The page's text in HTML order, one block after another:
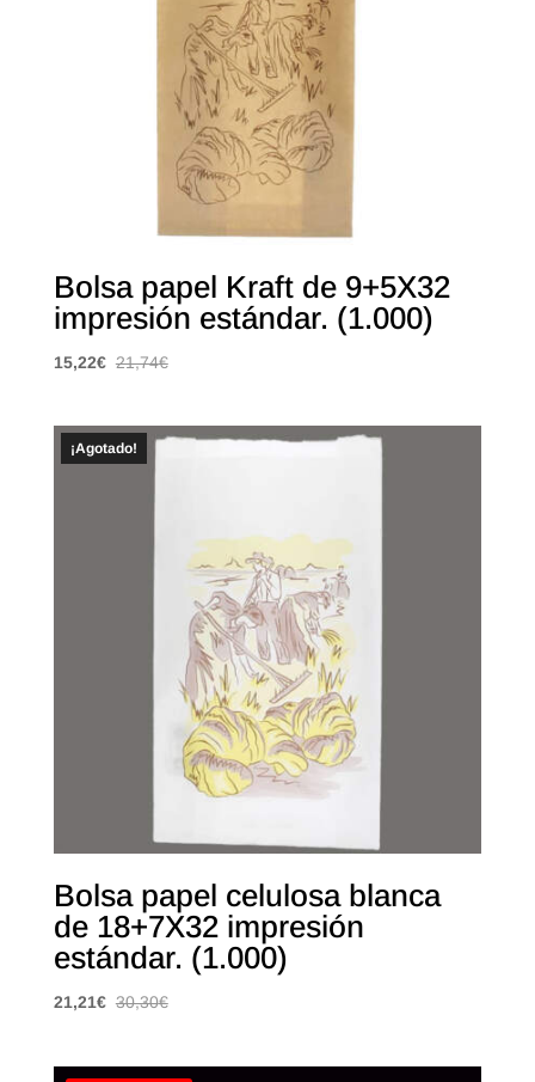
Bolsa papel Kraft de 9+5X32
impresión estándar. (1.000)
15,22€ 21,74€
¡Agotado!
Bolsa papel celulosa blanca
de 18+7X32 impresión
estándar. (1.000)
21,21€ 30,30€